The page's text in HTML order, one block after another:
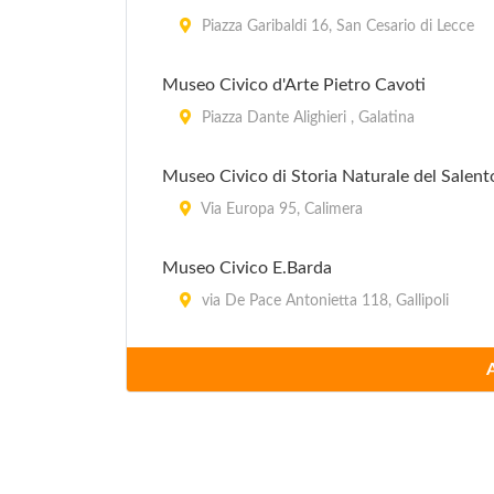
Piazza Garibaldi 16, San Cesario di Lecce
Museo Civico d'Arte Pietro Cavoti
Piazza Dante Alighieri , Galatina
Museo Civico di Storia Naturale del
Via Europa 95, Calimera
Museo Civico E.Barda
via De Pace Antonietta 118, Gallipoli
via Kennedy , Alezio